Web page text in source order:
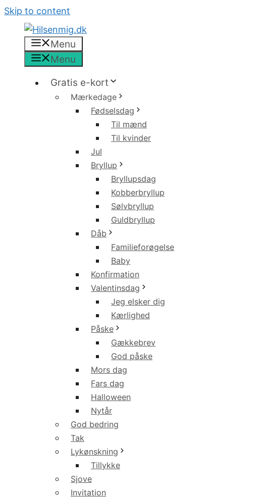
Skip to content
Menu
Menu
Gratis e-kort
Mærkedage
Fødselsdag
Til mænd
Til kvinder
Jul
Bryllup
Bryllupsdag
Kobberbryllup
Sølvbryllup
Guldbryllup
Dåb
Familieforøgelse
Baby
Konfirmation
Valentinsdag
Jeg elsker dig
Kærlighed
Påske
Gækkebrev
God påske
Mors dag
Fars dag
Halloween
Nytår
God bedring
Tak
Lykønskning
Tillykke
Sjove
Invitation